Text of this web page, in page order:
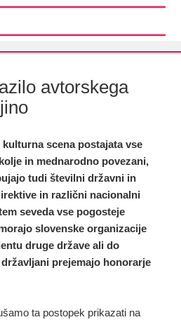
avtorskega
scena postajata vse
in mednarodno povezani,
tudi številni državni in
in različni nacionalni
seveda vse pogosteje
slovenske organizacije
druge države ali do
prejemajo honorarje
ta postopek prikazati na